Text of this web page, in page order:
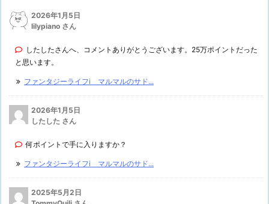
2026年1月5日
lilypiano さん
したしたさんへ、コメントありがとうございます。25万ポイントだった
と思います。
ファンタジーライフi マルマルのサド...
2026年1月5日
したした さん
何ポイントで手に入りますか？
ファンタジーライフi マルマルのサド...
2025年5月2日